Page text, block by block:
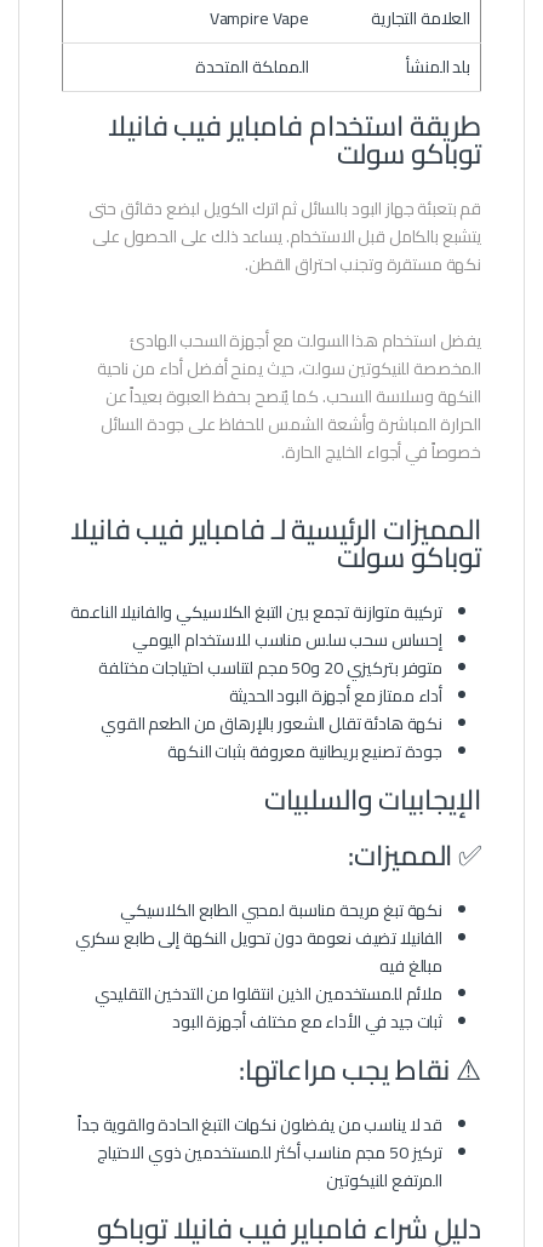
العلامة التجارية
Vampire Vape
بلد المنشأ
المملكة المتحدة
طريقة استخدام فامباير فيب فانيلا
توباكو سولت
قم بتعبئة جهاز البود بالسائل ثم اترك الكويل لبضع دقائق حتى
يتشبع بالكامل قبل الاستخدام. يساعد ذلك على الحصول على
نكهة مستقرة وتجنب احتراق القطن.
يفضل استخدام هذا السولت مع أجهزة السحب الهادئ
المخصصة للنيكوتين سولت، حيث يمنح أفضل أداء من ناحية
النكهة وسلاسة السحب. كما يُنصح بحفظ العبوة بعيداً عن
الحرارة المباشرة وأشعة الشمس للحفاظ على جودة السائل
خصوصاً في أجواء الخليج الحارة.
المميزات الرئيسية لـ فامباير فيب فانيلا
توباكو سولت
تركيبة متوازنة تجمع بين التبغ الكلاسيكي والفانيلا الناعمة
إحساس سحب سلس مناسب للاستخدام اليومي
متوفر بتركيزي 20 و50 مجم لتناسب احتياجات مختلفة
أداء ممتاز مع أجهزة البود الحديثة
نكهة هادئة تقلل الشعور بالإرهاق من الطعم القوي
جودة تصنيع بريطانية معروفة بثبات النكهة
الإيجابيات والسلبيات
✅ المميزات:
نكهة تبغ مريحة مناسبة لمحبي الطابع الكلاسيكي
الفانيلا تضيف نعومة دون تحويل النكهة إلى طابع سكري
مبالغ فيه
ملائم للمستخدمين الذين انتقلوا من التدخين التقليدي
ثبات جيد في الأداء مع مختلف أجهزة البود
⚠️ نقاط يجب مراعاتها:
قد لا يناسب من يفضلون نكهات التبغ الحادة والقوية جداً
تركيز 50 مجم مناسب أكثر للمستخدمين ذوي الاحتياج
المرتفع للنيكوتين
دليل شراء فامباير فيب فانيلا توباكو